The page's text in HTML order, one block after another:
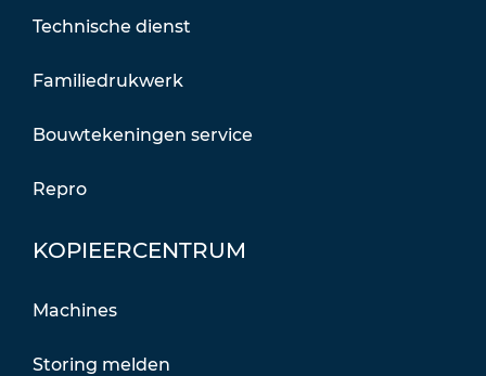
KOPIEERCENTRUM
Machines
Storing melden
Technische dienst
Familiedrukwerk
Bouwtekeningen service
Repro